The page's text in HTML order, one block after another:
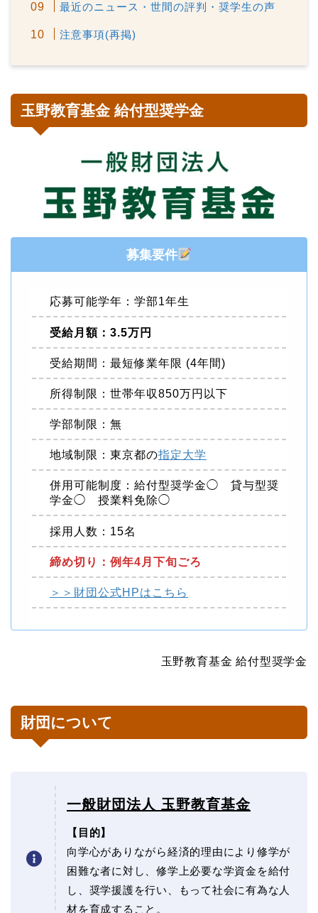
最近のニュース・世間の評判・奨学生の声
注意事項(再掲)
玉野教育基金 給付型奨学金
募集要件
応募可能学年：学部1年生
受給月額：3.5万円
受給期間：最短修業年限 (4年間)
所得制限：世帯年収850万円以下
学部制限：無
地域制限：東京都の指定大学
併用可能制度：給付型奨学金◯ 貸与型奨
学金◯ 授業料免除◯
採用人数：15名
締め切り：例年4月下旬ごろ
＞＞財団公式HPはこちら
玉野教育基金 給付型奨学金
財団について
一般財団法人 玉野教育基金
【目的】
向学心がありながら経済的理由により修学が
困難な者に対し、修学上必要な学資金を給付
し、奨学援護を行い、もって社会に有為な人
材を育成すること。